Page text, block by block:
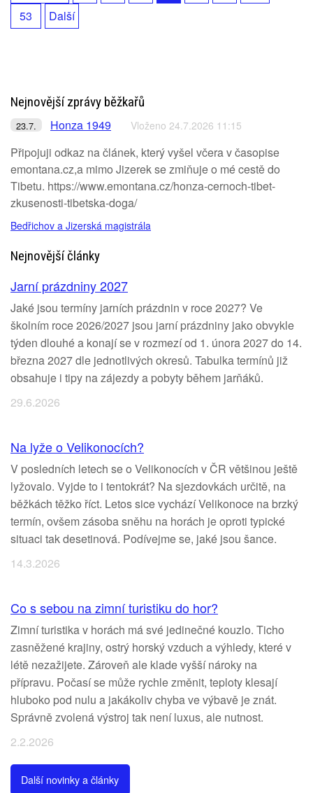
53
Další
Nejnovější zprávy běžkařů
23.7. Honza 1949 Vloženo 24.7.2026 11:15
Připojuji odkaz na článek, který vyšel včera v časopise
emontana.cz,a mimo Jizerek se zmiňuje o mé cestě do
Tibetu. https://www.emontana.cz/honza-cernoch-tibet-
zkusenosti-tibetska-doga/
Bedřichov a Jizerská magistrála
Nejnovější články
Jarní prázdniny 2027
Jaké jsou termíny jarních prázdnin v roce 2027? Ve
školním roce 2026/2027 jsou jarní prázdniny jako obvykle
týden dlouhé a konají se v rozmezí od 1. února 2027 do 14.
března 2027 dle jednotlivých okresů. Tabulka termínů již
obsahuje i tipy na zájezdy a pobyty během jarňáků.
29.6.2026
Na lyže o Velikonocích?
V posledních letech se o Velikonocích v ČR většinou ještě
lyžovalo. Vyjde to i tentokrát? Na sjezdovkách určitě, na
běžkách těžko říct. Letos sice vychází Velikonoce na brzký
termín, ovšem zásoba sněhu na horách je oproti typické
situaci tak desetinová. Podívejme se, jaké jsou šance.
14.3.2026
Co s sebou na zimní turistiku do hor?
Zimní turistika v horách má své jedinečné kouzlo. Ticho
zasněžené krajiny, ostrý horský vzduch a výhledy, které v
létě nezažijete. Zároveň ale klade vyšší nároky na
přípravu. Počasí se může rychle změnit, teploty klesají
hluboko pod nulu a jakákoliv chyba ve výbavě je znát.
Správně zvolená výstroj tak není luxus, ale nutnost.
2.2.2026
Další novinky a články